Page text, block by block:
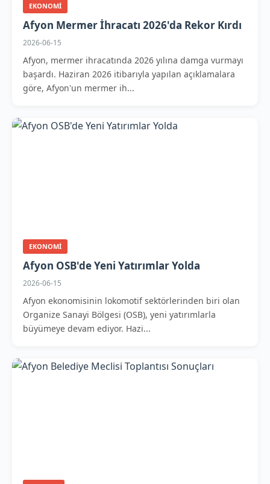
EKONOMI
Afyon Mermer İhracatı 2026'da Rekor Kırdı
2026-06-15
Afyon, mermer ihracatında 2026 yılına damga vurmayı
başardı. Haziran 2026 itibarıyla yapılan açıklamalara
göre, Afyon'un mermer ih...
EKONOMI
Afyon OSB'de Yeni Yatırımlar Yolda
2026-06-15
Afyon ekonomisinin lokomotif sektörlerinden biri olan
Organize Sanayi Bölgesi (OSB), yeni yatırımlarla
büyümeye devam ediyor. Hazi...